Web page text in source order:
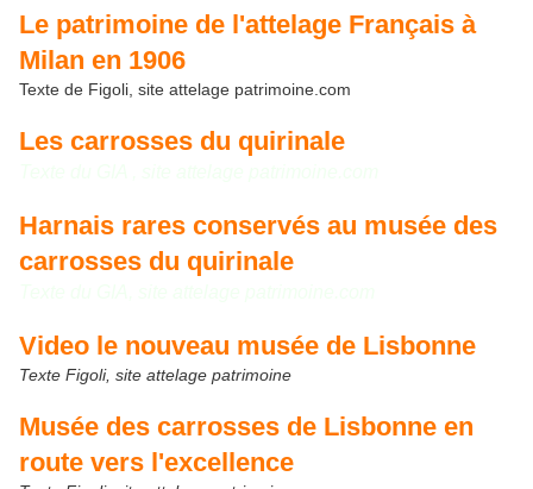
Le patrimoine de l'attelage Français à
Milan en 1906
Texte de Figoli, site attelage patrimoine.com
Les carrosses du quirinale
Harnais rares conservés au musée des
carrosses du quirinale
Video le nouveau musée de Lisbonne
Texte Figoli, site attelage patrimoine
Musée des carrosses de Lisbonne en
route vers l'excellence